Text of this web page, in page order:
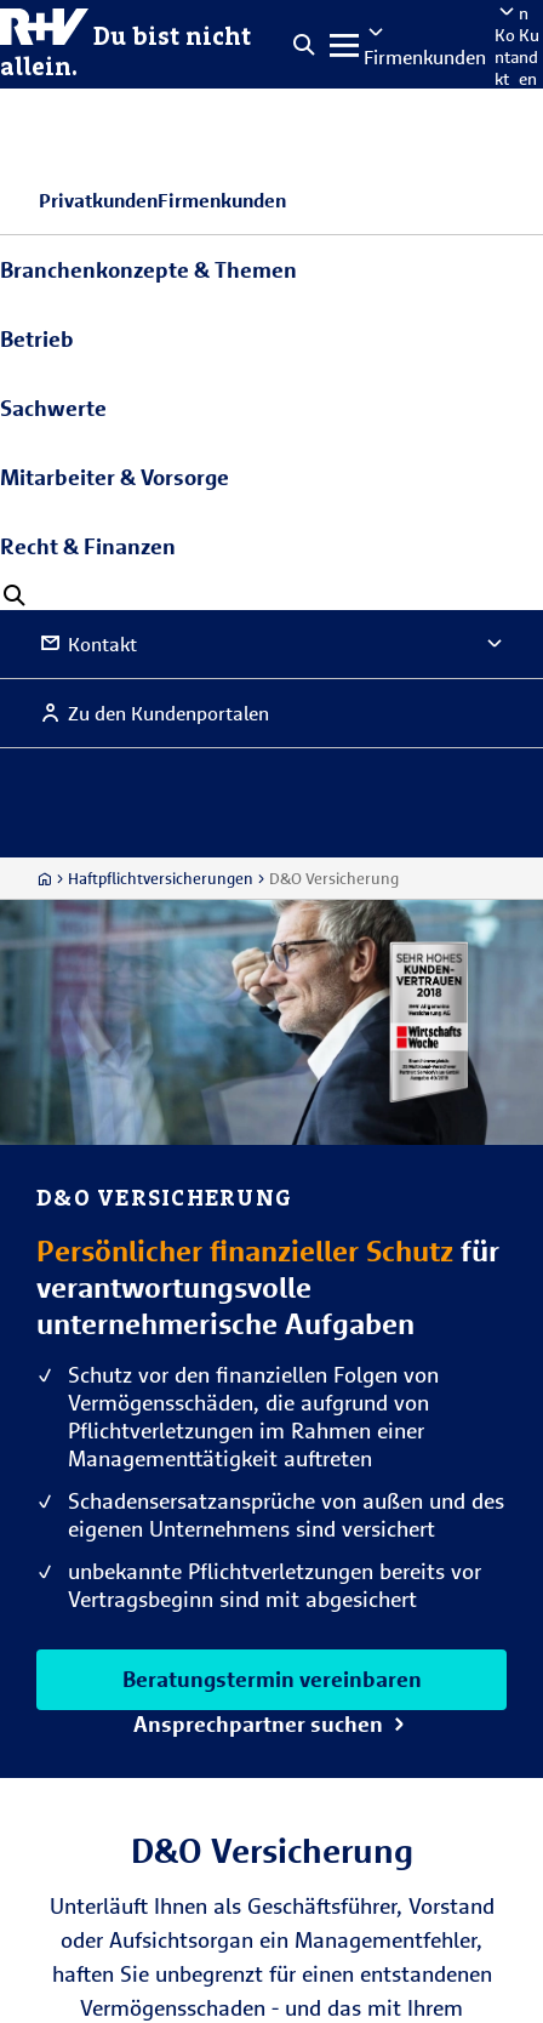
Du bist nicht
allein.
Firmenkunden
Ko
nta
kt
n
Ku
nd
en
PrivatkundenFirmenkunden
Branchenkonzepte & Themen
Betrieb
Sachwerte
Mitarbeiter & Vorsorge
Recht & Finanzen
Kontakt
Zu den Kundenportalen
Haftpflichtversicherungen D&O Versicherung
D&O VERSICHERUNG
Persönlicher finanzieller Schutz für
verantwortungsvolle
unternehmerische Aufgaben
Schutz vor den finanziellen Folgen von
Vermögensschäden, die aufgrund von
Pflichtverletzungen im Rahmen einer
Managementtätigkeit auftreten
Schadensersatzansprüche von außen und des
eigenen Unternehmens sind versichert
unbekannte Pflichtverletzungen bereits vor
Vertragsbeginn sind mit abgesichert
Beratungstermin vereinbaren
Ansprechpartner suchen
D&O Versicherung
Unterläuft Ihnen als Geschäftsführer, Vorstand
oder Aufsichtsorgan ein Managementfehler,
haften Sie unbegrenzt für einen entstandenen
Vermögensschaden - und das mit Ihrem